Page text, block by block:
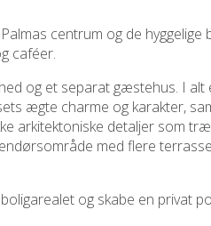
centrum og de hyggelige
caféer.
og et separat gæstehus. I alt
ægte charme og karakter,
arkitektoniske detaljer som
med flere
og skabe en privat